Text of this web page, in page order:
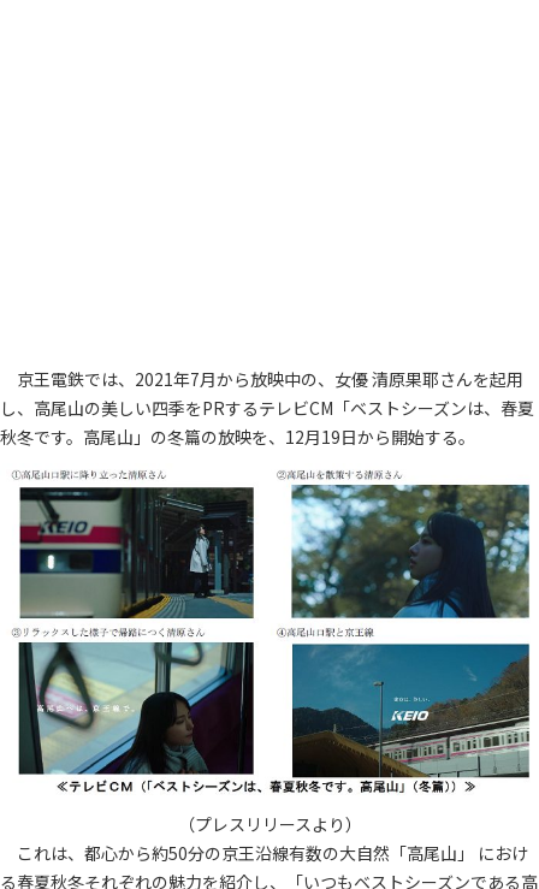
京王電鉄では、2021年7月から放映中の、女優 清原果耶さんを起用
し、高尾山の美しい四季をPRするテレビCM「ベストシーズンは、春夏
秋冬です。高尾山」の冬篇の放映を、12月19日から開始する。
（プレスリリースより）
これは、都心から約50分の京王沿線有数の大自然「高尾山」 におけ
る春夏秋冬それぞれの魅力を紹介し、「いつもベストシーズンである高